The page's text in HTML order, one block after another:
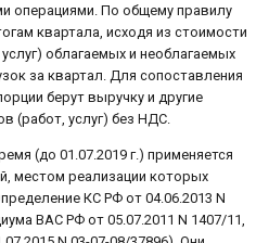
операциями. По общему правилу
квартала, исходя из стоимости
облагаемых и необлагаемых
за квартал. Для сопоставления
берут выручку и другие
(работ, услуг) без НДС.
(до 01.07.2019 г.) применяется
местом реализации которых
КС РФ от 04.06.2013 N
ВАС РФ от 05.07.2011 N 1407/11,